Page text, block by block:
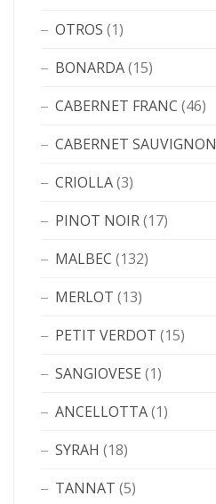
OTROS (1)
BONARDA(15)
CABERNET FRANC (46)
CABERNET SAUVIGNON
CRIOLLA(3)
PINOT NOIR(17)
MALBEC (132)
MERLOT (13)
PETIT VERDOT (15)
SANGIOVESE (1)
ANCELLOTTA(1)
SYRAH (18)
TANNAT (5)